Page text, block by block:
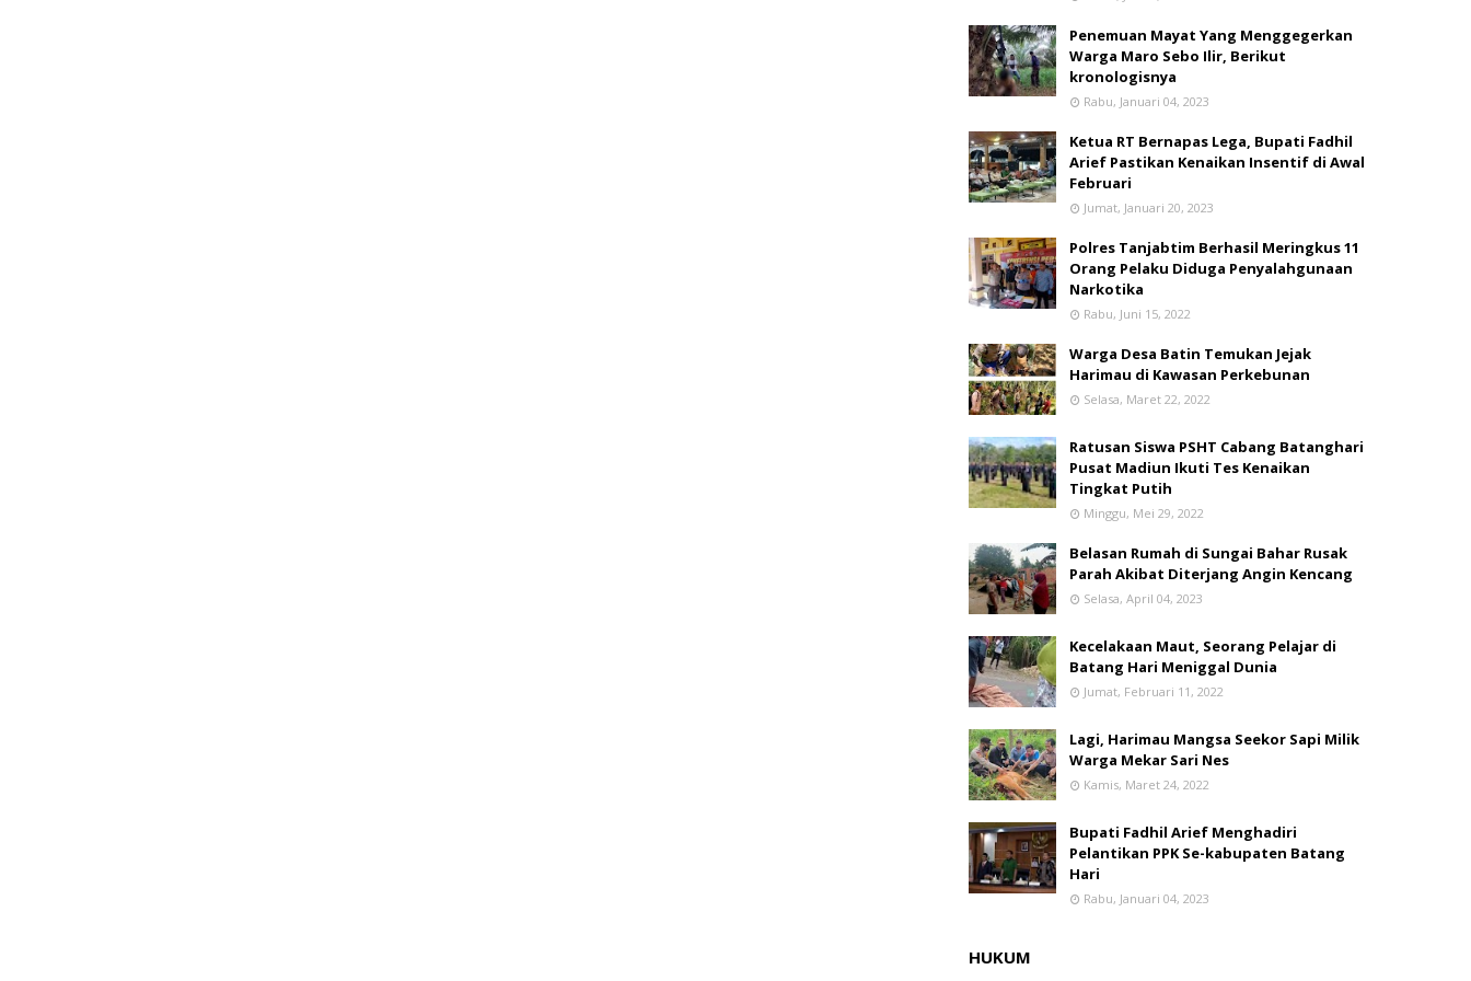
Penemuan Mayat Yang Menggegerkan
Warga Maro Sebo Ilir, Berikut
kronologisnya
Rabu, Januari 04, 2023
Ketua RT Bernapas Lega, Bupati Fadhil
Arief Pastikan Kenaikan Insentif di Awal
Februari
Jumat, Januari 20, 2023
Polres Tanjabtim Berhasil Meringkus 11
Orang Pelaku Diduga Penyalahgunaan
Narkotika
Rabu, Juni 15, 2022
Warga Desa Batin Temukan Jejak
Harimau di Kawasan Perkebunan
Selasa, Maret 22, 2022
Ratusan Siswa PSHT Cabang Batanghari
Pusat Madiun Ikuti Tes Kenaikan
Tingkat Putih
Minggu, Mei 29, 2022
Belasan Rumah di Sungai Bahar Rusak
Parah Akibat Diterjang Angin Kencang
Selasa, April 04, 2023
Kecelakaan Maut, Seorang Pelajar di
Batang Hari Meniggal Dunia
Jumat, Februari 11, 2022
Lagi, Harimau Mangsa Seekor Sapi Milik
Warga Mekar Sari Nes
Kamis, Maret 24, 2022
Bupati Fadhil Arief Menghadiri
Pelantikan PPK Se-kabupaten Batang
Hari
Rabu, Januari 04, 2023
HUKUM